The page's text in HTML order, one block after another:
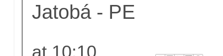
Jatobá - PE
at 10:10